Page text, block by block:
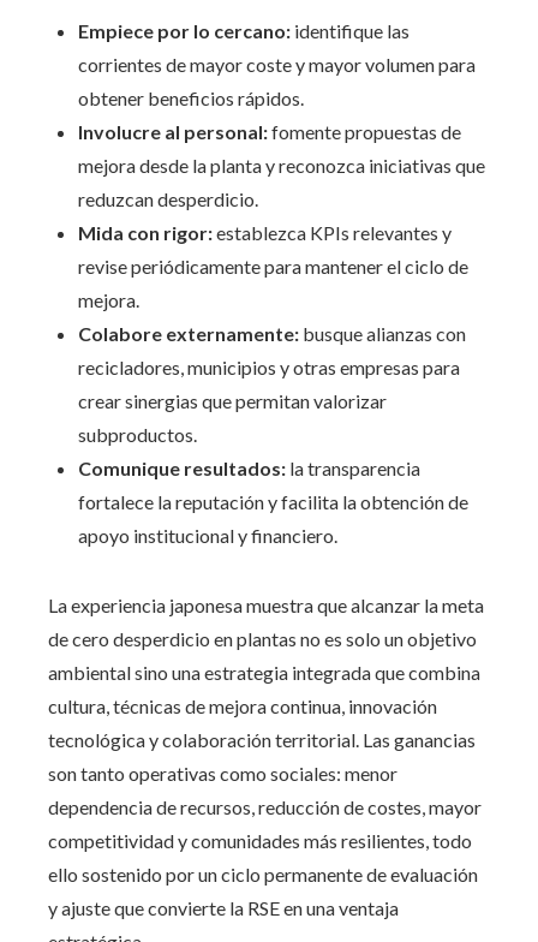
Empiece por lo cercano: identifique las
corrientes de mayor coste y mayor volumen para
obtener beneficios rápidos.
Involucre al personal:fomente propuestas de
mejora desde la planta y reconozca iniciativas que
reduzcan desperdicio.
Mida con rigor:establezca KPIs relevantes y
revise periódicamente para mantener el ciclo de
mejora.
Colabore externamente: busque alianzas con
recicladores, municipios y otras empresas para
crear sinergias que permitan valorizar
subproductos.
Comunique resultados: la transparencia
fortalece la reputación y facilita la obtención de
apoyo institucional y financiero.
La experiencia japonesa muestra que alcanzar la meta
de cero desperdicio en plantas no es solo un objetivo
ambiental sino una estrategia integrada que combina
cultura, técnicas de mejora continua, innovación
tecnológica y colaboración territorial. Las ganancias
son tanto operativas como sociales: menor
dependencia de recursos, reducción de costes, mayor
competitividad y comunidades más resilientes, todo
ello sostenido por un ciclo permanente de evaluación
y ajuste que convierte la RSE en una ventaja